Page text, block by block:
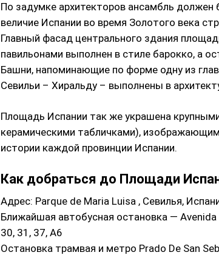
По задумке архитекторов ансамбль
величие Испании во время Золотого века
Главный фасад центрального здания
павильонами выполнен в стиле барокко, а
Башни, напоминающие по форме одну из
Севильи – Хиральду – выполнены в
Площадь Испании так же украшена
керамическими табличками),
истории каждой провинции Испании.
Как добраться до Площади
Адрес: Parque de Maria Luisa , Севилья,
Ближайшая автобусная остановка —
30, 31, 37, A6
Остановка трамвая и метро Prado De San